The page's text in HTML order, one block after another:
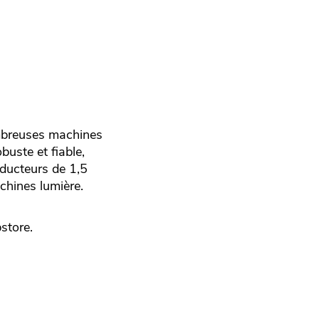
machines
et fiable,
de 1,5
lumière.